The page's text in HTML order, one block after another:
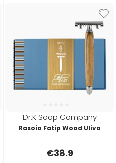
M
Manic Panic
MAREB
Matador
MATRIX
Dr.K Soap Company
Rasoio Fatip Wood Ulivo
€38.9